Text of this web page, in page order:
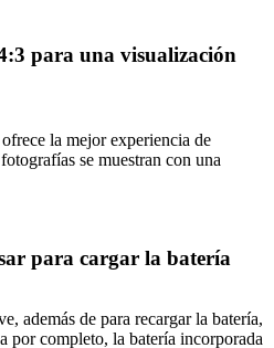
para una visualización
la mejor experiencia de
se muestran con una
para cargar la batería
además de para recargar la batería,
por completo, la batería incorporada